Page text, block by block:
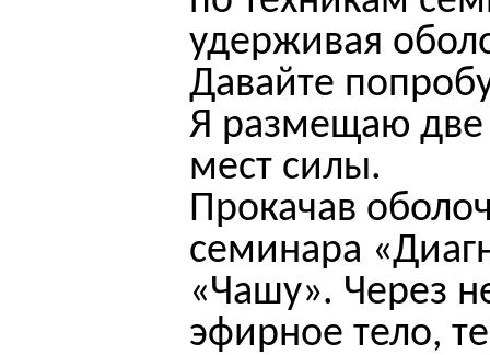
удерживая
Давайте
Я размещаю две
мест силы.
Прокачав
семинара
«Чашу». Через
эфирное тело,